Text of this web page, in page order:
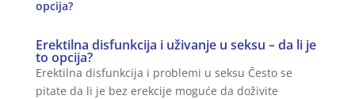
Erektilna disfunkcija i uživanje u seksu – da li je
to opcija?
Erektilna disfunkcija i problemi u seksu Često se
pitate da li je bez erekcije moguće da doživite